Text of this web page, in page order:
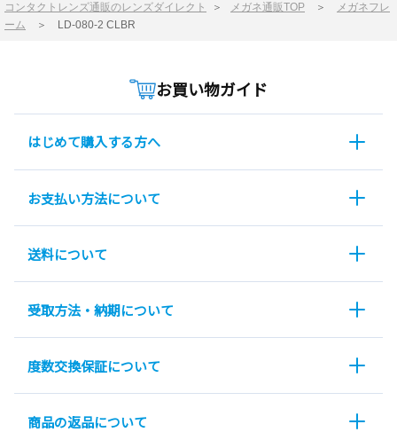
コンタクトレンズ通販のレンズダイレクト ＞ メガネ通販TOP ＞
メガネフレ
ーム ＞ LD-080-2 CLBR
お買い物ガイド
はじめて購入する方へ
お支払い方法について
送料について
受取方法・納期について
度数交換保証について
商品の返品について